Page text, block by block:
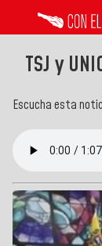
TSJ y
Escucha esta